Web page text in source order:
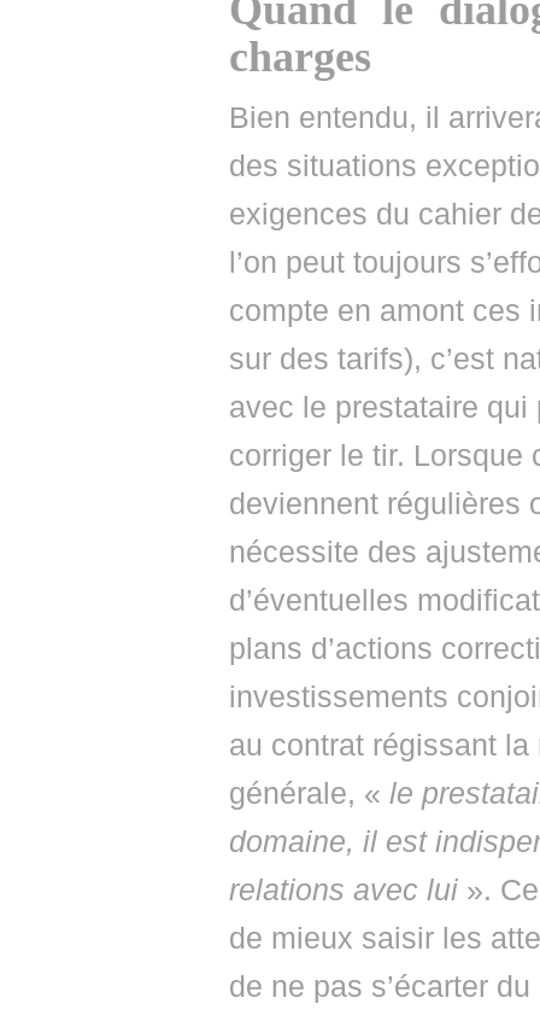
Quand le
charges
Bien entendu, il
des situations
exigences du cahier
l’on peut toujours
compte en amont ces
sur des tarifs), c’est
avec le prestataire
corriger le tir. Lorsque
deviennent régulières
nécessite des
d’éventuelles
plans d’actions
investissements
au contrat régissant
générale, « le
domaine, il est
relations avec lui ».
de mieux saisir les
de ne pas s’écarter